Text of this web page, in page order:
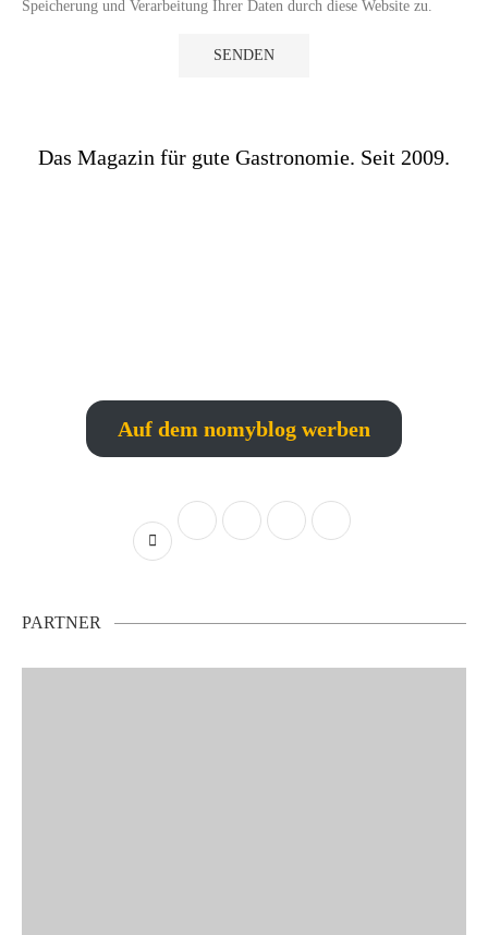
Speicherung und Verarbeitung Ihrer Daten durch diese Website zu.
Das Magazin für gute Gastronomie. Seit 2009.
Auf dem nomyblog werben
PARTNER